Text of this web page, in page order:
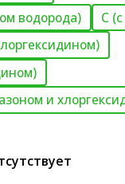
водорода)
С
и